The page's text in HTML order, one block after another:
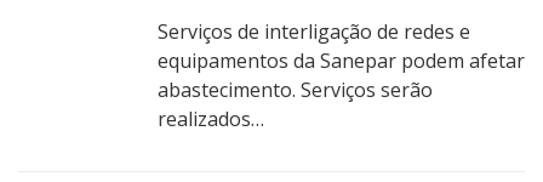
Serviços de interligação de redes e
equipamentos da Sanepar podem afetar
abastecimento. Serviços serão
realizados…